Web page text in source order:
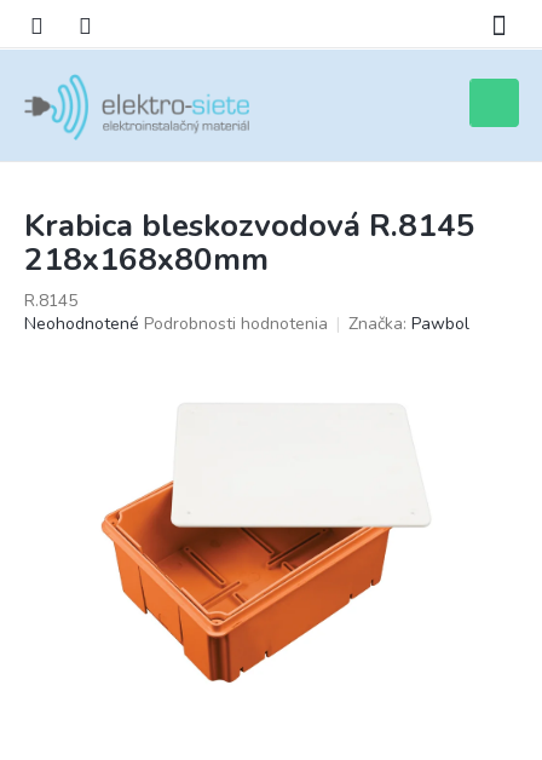
obsah
košík
Krabica bleskozvodová R.8145
218x168x80mm
R.8145
Priemerné
Neohodnotené Podrobnosti hodnotenia Značka: Pawbol